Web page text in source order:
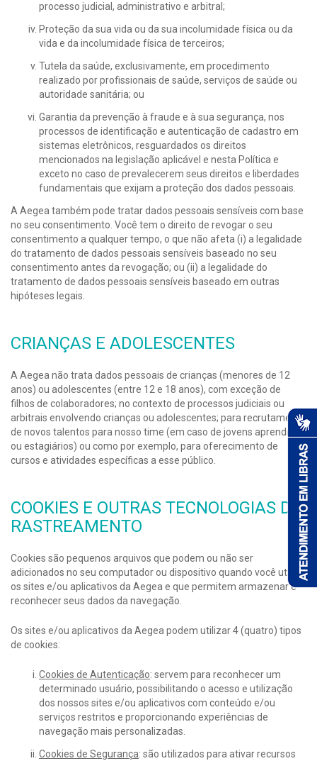
processo judicial, administrativo e arbitral;
Proteção da sua vida ou da sua incolumidade física ou da
vida e da incolumidade física de terceiros;
Tutela da saúde, exclusivamente, em procedimento
realizado por profissionais de saúde, serviços de saúde ou
autoridade sanitária; ou
Garantia da prevenção à fraude e à sua segurança, nos
processos de identificação e autenticação de cadastro em
sistemas eletrônicos, resguardados os direitos
mencionados na legislação aplicável e nesta Política e
exceto no caso de prevalecerem seus direitos e liberdades
fundamentais que exijam a proteção dos dados pessoais.
A Aegea também pode tratar dados pessoais sensíveis com base
no seu consentimento. Você tem o direito de revogar o seu
consentimento a qualquer tempo, o que não afeta (i) a legalidade
do tratamento de dados pessoais sensíveis baseado no seu
consentimento antes da revogação; ou (ii) a legalidade do
tratamento de dados pessoais sensíveis baseado em outras
hipóteses legais.
CRIANÇAS E ADOLESCENTES
A Aegea não trata dados pessoais de crianças (menores de 12
anos) ou adolescentes (entre 12 e 18 anos), com exceção de
filhos de colaboradores; no contexto de processos judiciais ou
arbitrais envolvendo crianças ou adolescentes; para recrutamento
de novos talentos para nosso time (em caso de jovens aprendizes
ou estagiários) ou como por exemplo, para oferecimento de
cursos e atividades específicas a esse público.
COOKIES E OUTRAS TECNOLOGIAS DE
RASTREAMENTO
Cookies são pequenos arquivos que podem ou não ser
adicionados no seu computador ou dispositivo quando você utiliza
os sites e/ou aplicativos da Aegea e que permitem armazenar e
reconhecer seus dados da navegação.
Os sites e/ou aplicativos da Aegea podem utilizar 4 (quatro) tipos
de cookies:
Cookies de Autenticação: servem para reconhecer um
determinado usuário, possibilitando o acesso e utilização
dos nossos sites e/ou aplicativos com conteúdo e/ou
serviços restritos e proporcionando experiências de
navegação mais personalizadas.
Cookies de Segurança: são utilizados para ativar recursos